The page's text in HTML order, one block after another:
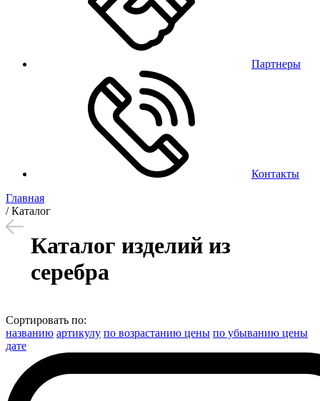
Партнеры
Контакты
Главная
/Каталог
Каталог изделий из
серебра
Сортировать по:
названию артикулу по возрастанию цены по убыванию цены
дате